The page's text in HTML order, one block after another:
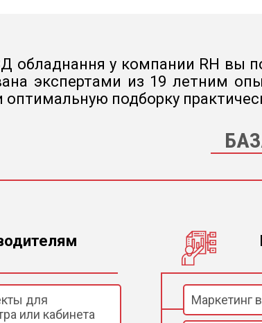
обладнання у компании RH вы
экспертами из 19 летним
оптимальную подборку
для
или кабинета
Маркетинг